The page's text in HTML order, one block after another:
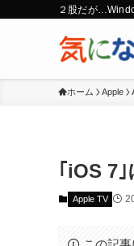
２股だが
ホーム Apple
｢iOS 7
Apple TV